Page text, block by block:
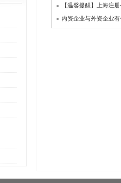
【温馨提醒】上海注
内资企业与外资企业有